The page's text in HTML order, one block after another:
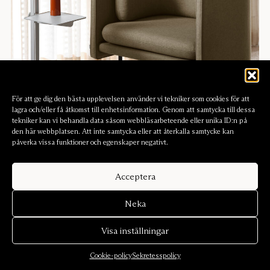
För att ge dig den bästa upplevelsen använder vi tekniker som cookies för att
lagra och/eller få åtkomst till enhetsinformation. Genom att samtycka till dessa
tekniker kan vi behandla data såsom webbläsarbeteende eller unika ID:n på
den här webbplatsen. Att inte samtycka eller att återkalla samtycke kan
påverka vissa funktioner och egenskaper negativt.
Acceptera
Neka
Visa inställningar
Cookie-policySekretesspolicy
Söker du hållbara och
miljövänliga ljudabsorbenter?
Hos Zilenzio erbjuder vi ljudabsorbenter som både är
hållbara och miljövänliga, perfekt för dig som vill
produkter tillverkas av stenull, ett återvinningsbart och